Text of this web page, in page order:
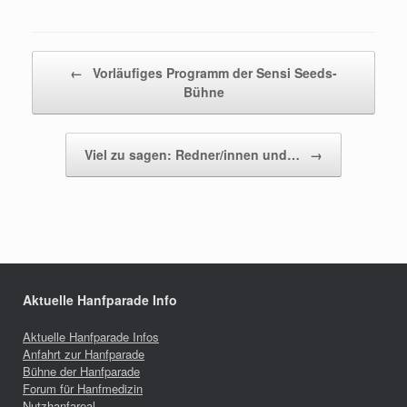
← Vorläufiges Programm der Sensi Seeds-
Bühne
Viel zu sagen: Redner/innen und… →
Aktuelle Hanfparade Info
Aktuelle Hanfparade Infos
Anfahrt zur Hanfparade
Bühne der Hanfparade
Forum für Hanfmedizin